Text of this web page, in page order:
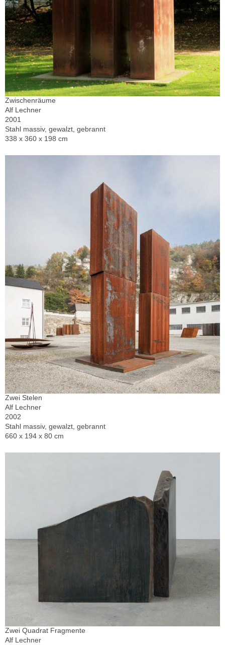
Zwischenräume
Alf Lechner
2001
Stahl massiv, gewalzt, gebrannt
338 x 360 x 198 cm
Zwei Stelen
Alf Lechner
2002
Stahl massiv, gewalzt, gebrannt
660 x 194 x 80 cm
Zwei Quadrat Fragmente
Alf Lechner